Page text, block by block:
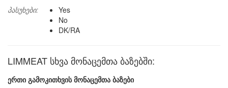
პასუხები:
Yes
No
DK/RA
LIMMEAT სხვა მონაცემთა ბაზებში:
ერთი გამოკითხვის მონაცემთა ბაზები